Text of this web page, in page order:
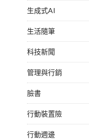
生成式AI
生活隨筆
科技新聞
管理與行銷
臉書
行動裝置險
行動週邊